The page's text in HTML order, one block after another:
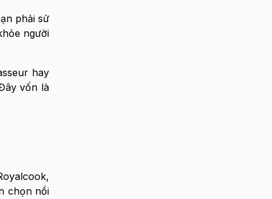
phải sử
người
hay
vốn là
chọn nồi